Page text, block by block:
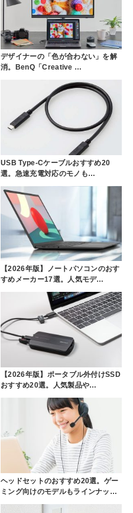
デザイナーの「色が合わない」を解
消。BenQ「Creative …
USB Type-Cケーブルおすすめ20
選。急速充電対応のモノも…
【2026年版】ノートパソコンのおす
すめメーカー17選。人気モデ…
【2026年版】ポータブル外付けSSD
おすすめ20選。人気製品や…
ヘッドセットのおすすめ20選。ゲー
ミング向けのモデルもラインナッ…